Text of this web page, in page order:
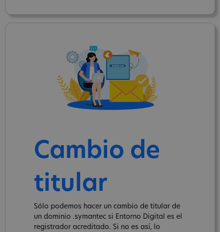
Cambio de
titular
Sólo podemos hacer un cambio de titular de
un dominio .symantec si Entorno Digital es el
registrador acreditado. Si no es así, lo